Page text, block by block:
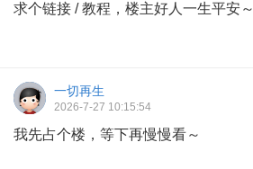
求个链接 / 教程，楼主好人一生平安～
一切再生
2026-7-27 10:15:54
我先占个楼，等下再慢慢看～